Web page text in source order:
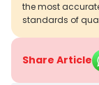
the most
standards of
Share Article